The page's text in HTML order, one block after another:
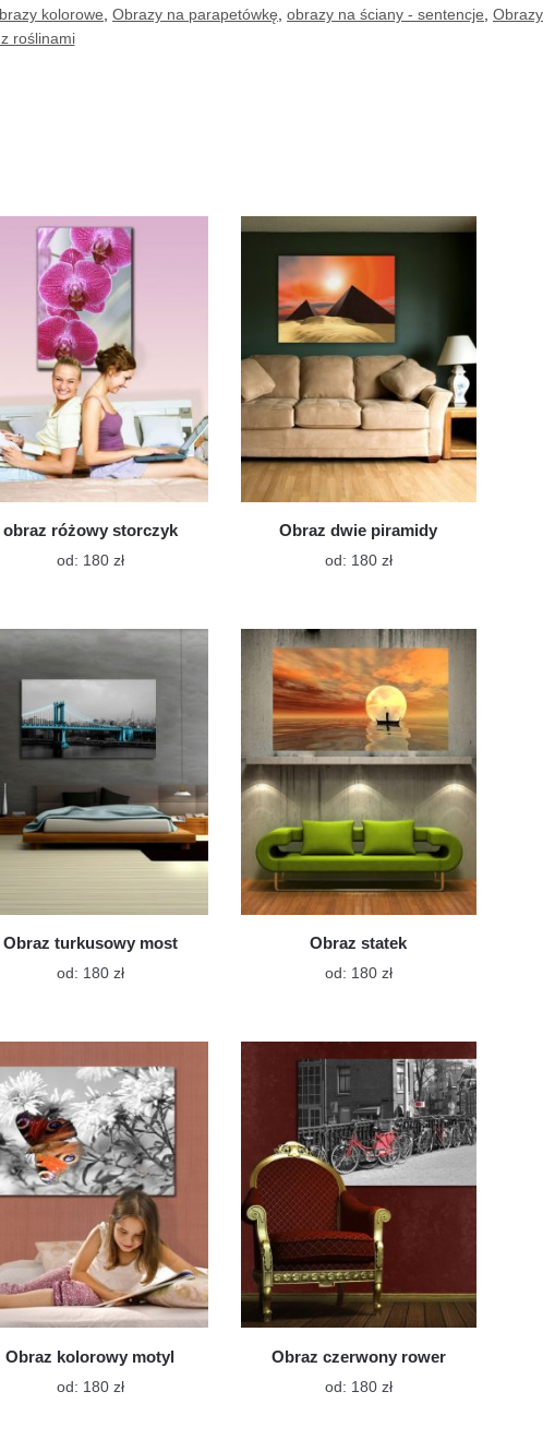
kolorowe Obrazy na parapetówkę obrazy na ściany - sentencje Obrazy
roślinami
obraz różowy storczyk
od: 180 złTen
wiele
Opcje
wybrać
na
produktu
Obraz dwie piramidy
od: 180 złTen
wiele
wariantów.
Opcje
można
wybrać
na
stronie
produktu
Obraz turkusowy most
od: 180 złTen
wiele
wariantów.
Opcje
można
wybrać
na
stronie
produktu
Obraz statek
od: 180 złTen
wiele
wariantów.
Opcje
można
wybrać
na
stronie
produktu
Obraz kolorowy motyl
od: 180 złTen
Obraz czerwony rower
od: 180 złTen